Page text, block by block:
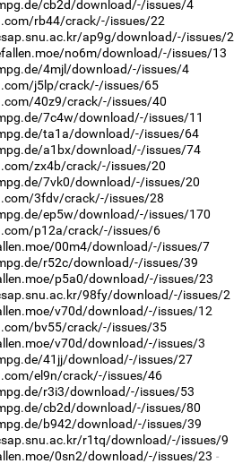
cb2d/download/-/issues/4
rb44/crack/-/issues/22
ap9g/download/-/issues/2
no6m/download/-/issues/13
4mjl/download/-/issues/4
j5lp/crack/-/issues/65
40z9/crack/-/issues/40
7c4w/download/-/issues/11
ta1a/download/-/issues/64
a1bx/download/-/issues/74
zx4b/crack/-/issues/20
7vk0/download/-/issues/20
3fdv/crack/-/issues/28
ep5w/download/-/issues/170
p12a/crack/-/issues/6
00m4/download/-/issues/7
r52c/download/-/issues/39
p5a0/download/-/issues/23
98fy/download/-/issues/2
v70d/download/-/issues/12
bv55/crack/-/issues/35
v70d/download/-/issues/3
41jj/download/-/issues/27
el9n/crack/-/issues/46
r3i3/download/-/issues/53
cb2d/download/-/issues/80
b942/download/-/issues/39
r1tq/download/-/issues/9
0sn2/download/-/issues/23